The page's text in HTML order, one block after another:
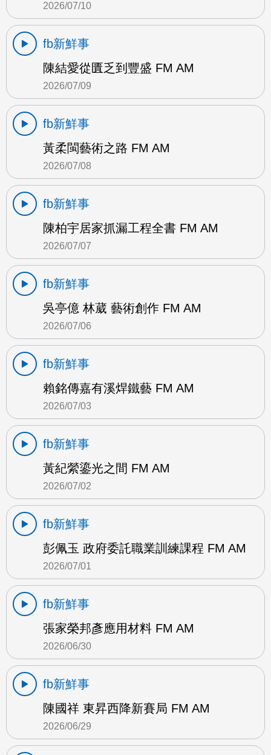
2026/07/10
fb新鮮事
陳結愛從匱乏到豐盛 FM AM
2026/07/09
fb新鮮事
黃柔閩藝術之路 FM AM
2026/07/08
fb新鮮事
陳柏宇居家抓漏工程全書 FM AM
2026/07/07
fb新鮮事
吳亭億 林葳 藝術創作 FM AM
2026/07/06
fb新鮮事
賴銘傳嘉有溪焊鐵藝 FM AM
2026/07/03
fb新鮮事
黃紀縈鎏光之間 FM AM
2026/07/02
fb新鮮事
彭佩玉 政府委託職業訓練課程 FM AM
2026/07/01
fb新鮮事
張家榮邦彥應用材料 FM AM
2026/06/30
fb新鮮事
陳國祥 東昇西降新賽局 FM AM
2026/06/29